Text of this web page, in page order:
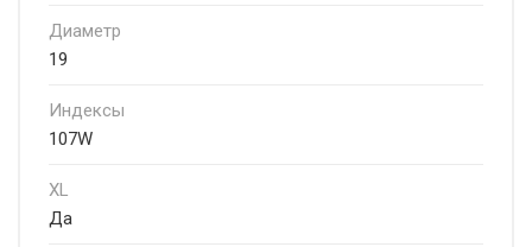
Диаметр
19
Индексы
107W
XL
Да